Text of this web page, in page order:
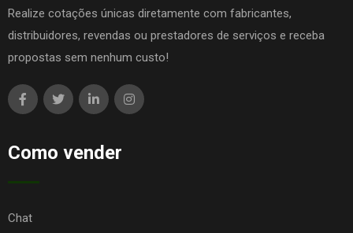
Realize cotações únicas diretamente com fabricantes,
distribuidores, revendas ou prestadores de serviços e receba
propostas sem nenhum custo!
Como vender
Chat